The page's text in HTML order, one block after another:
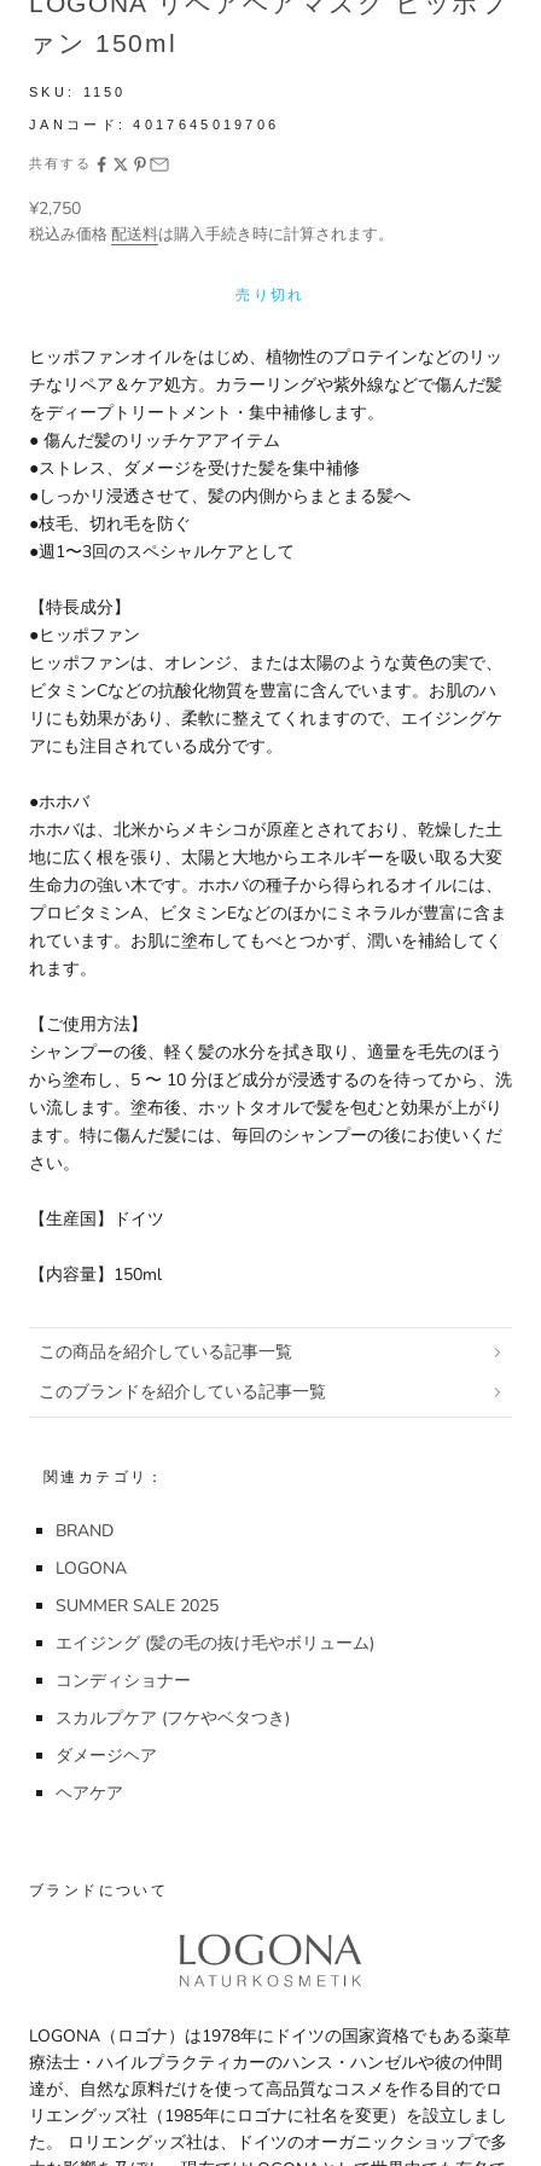
ァン 150ml
SKU: 1150
JANコード:4017645019706
共有する
セール価格
¥2,750
税込み価格配送料は購入手続き時に計算されます。
売り切れ
ヒッポファンオイルをはじめ、植物性のプロテインなどのリッ
チなリペア＆ケア処方。カラーリングや紫外線などで傷んだ髪
をディープトリートメント・集中補修します。
● 傷んだ髪のリッチケアアイテム
●ストレス、ダメージを受けた髪を集中補修
●しっかリ浸透させて、髪の内側からまとまる髪へ
●枝毛、切れ毛を防ぐ
●週1〜3回のスペシャルケアとして
【特長成分】
●ヒッポファン
ヒッポファンは、オレンジ、または太陽のような黄色の実で、
ビタミンCなどの抗酸化物質を豊富に含んでいます。お肌のハ
リにも効果があり、柔軟に整えてくれますので、エイジングケ
アにも注目されている成分です。
●ホホバ
ホホバは、北米からメキシコが原産とされており、乾燥した土
地に広く根を張り、太陽と大地からエネルギーを吸い取る大変
生命力の強い木です。ホホバの種子から得られるオイルには、
プロビタミンA、ビタミンEなどのほかにミネラルが豊富に含ま
れています。お肌に塗布してもべとつかず、潤いを補給してく
れます。
【ご使用方法】
シャンプーの後、軽く髪の水分を拭き取り、適量を毛先のほう
から塗布し、5 〜 10 分ほど成分が浸透するのを待ってから、洗
い流します。塗布後、ホットタオルで髪を包むと効果が上がり
ます。特に傷んだ髪には、毎回のシャンプーの後にお使いくだ
さい。
【生産国】ドイツ
【内容量】150ml
この商品を紹介している記事一覧
このブランドを紹介している記事一覧
関連カテゴリ：
BRAND
LOGONA
SUMMER SALE 2025
エイジング (髪の毛の抜け毛やボリューム)
コンディショナー
スカルプケア (フケやベタつき)
ダメージヘア
ヘアケア
ブランドについて
LOGONA（ロゴナ）は1978年にドイツの国家資格でもある薬草
療法士・ハイルプラクティカーのハンス・ハンゼルや彼の仲間
達が、自然な原料だけを使って高品質なコスメを作る目的でロ
リエングッズ社（1985年にロゴナに社名を変更）を設立しまし
た。 ロリエングッズ社は、ドイツのオーガニックショップで多